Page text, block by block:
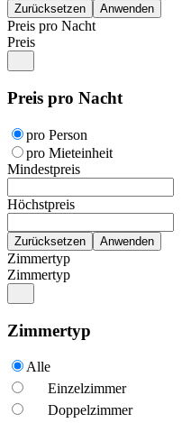
Preis pro Nacht
Preis
Preis pro Nacht
pro Person
pro Mieteinheit
Mindestpreis
Höchstpreis
Zimmertyp
Zimmertyp
Zimmertyp
Alle
Einzelzimmer
Doppelzimmer